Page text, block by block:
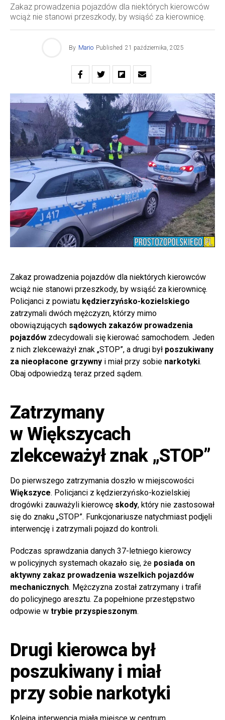
Zakaz prowadzenia pojazdów dla niektórych kierowców
wciąż nie stanowi przeszkody, by wsiąść za kierownicę.
By Mario Published 21 października, 2025
Zakaz prowadzenia pojazdów dla niektórych kierowców
wciąż nie stanowi przeszkody, by wsiąść za kierownicę.
Policjanci z powiatu kędzierzyńsko-kozielskiego
zatrzymali dwóch mężczyzn, którzy mimo
obowiązujących sądowych zakazów prowadzenia
pojazdów zdecydowali się kierować samochodem. Jeden
z nich zlekceważył znak „STOP”, a drugi był poszukiwany
za nieopłacone grzywny i miał przy sobie narkotyki.
Obaj odpowiedzą teraz przed sądem.
Zatrzymany
w Większycach
zlekceważył znak „STOP”
Do pierwszego zatrzymania doszło w miejscowości
Większyce. Policjanci z kędzierzyńsko-kozielskiej
drogówki zauważyli kierowcę skody, który nie zastosował
się do znaku „STOP”. Funkcjonariusze natychmiast podjęli
interwencję i zatrzymali pojazd do kontroli.
Podczas sprawdzania danych 37-letniego kierowcy
w policyjnych systemach okazało się, że posiada on
aktywny zakaz prowadzenia wszelkich pojazdów
mechanicznych. Mężczyzna został zatrzymany i trafił
do policyjnego aresztu. Za popełnione przestępstwo
odpowie w trybie przyspieszonym.
Drugi kierowca był
poszukiwany i miał
przy sobie narkotyki